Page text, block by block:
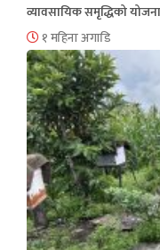
व्यावसायिक समृद्धिको
१ महिना अगाडि